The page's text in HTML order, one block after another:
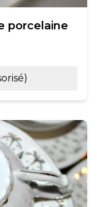
porcelaine